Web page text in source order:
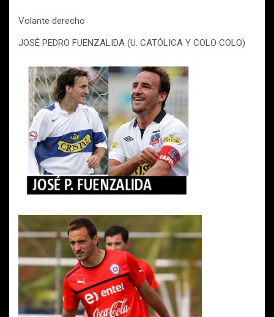
Volante derecho
JOSÉ PEDRO FUENZALIDA (U. CATÓLICA Y COLO COLO)